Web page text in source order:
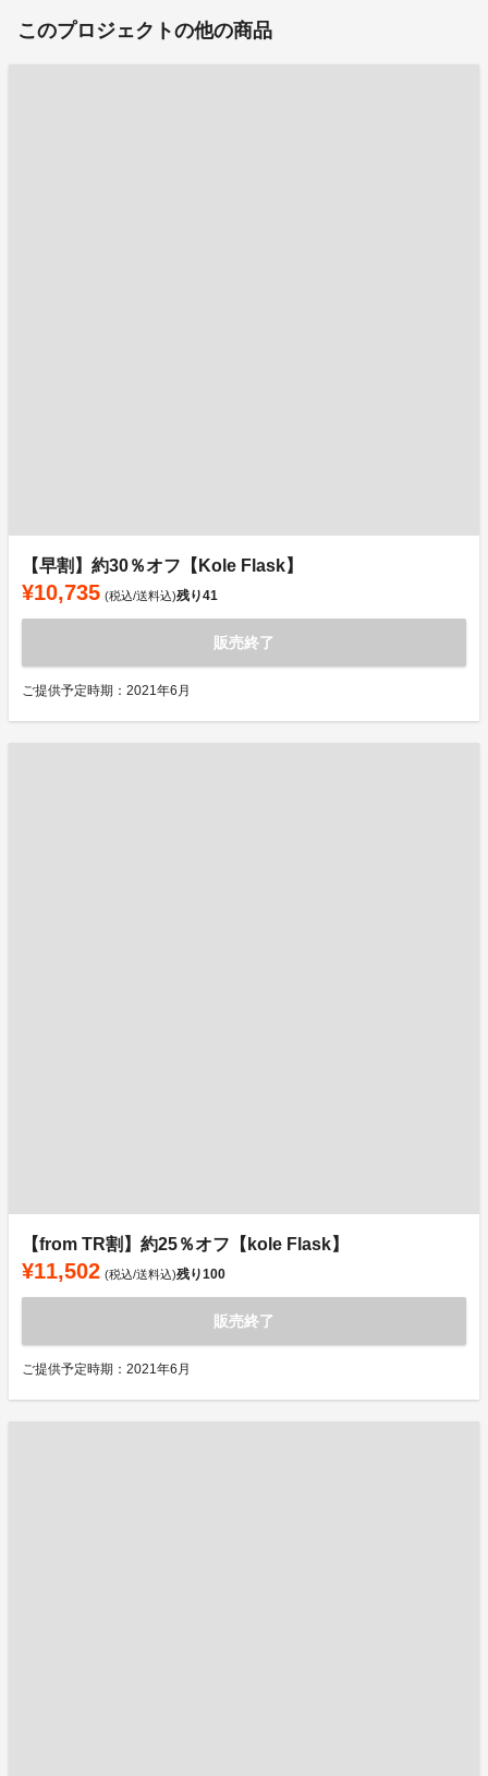
このプロジェクトの他の商品
【早割】約30％オフ【Kole Flask】
¥10,735 (税込/送料込)残り41
販売終了
ご提供予定時期：2021年6月
【from TR割】約25％オフ【kole Flask】
¥11,502 (税込/送料込)残り100
販売終了
ご提供予定時期：2021年6月